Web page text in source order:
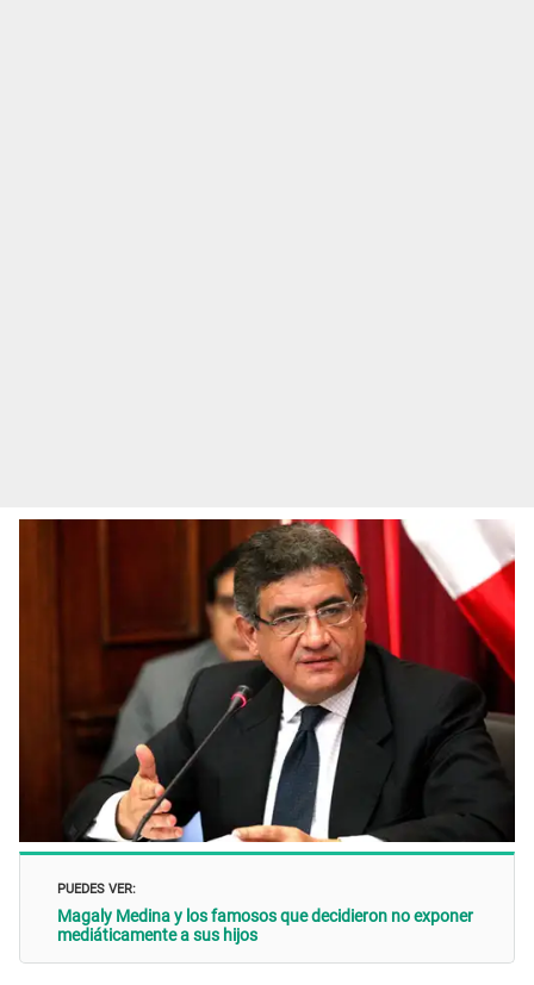
PUEDES VER:
Magaly Medina y los famosos que decidieron no exponer
mediáticamente a sus hijos